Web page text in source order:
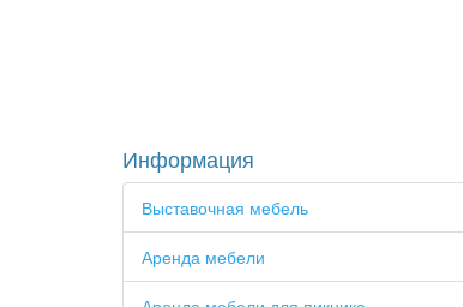
Информация
Выставочная мебель
Аренда мебели